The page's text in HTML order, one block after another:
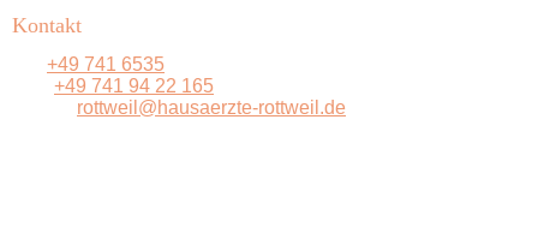
Kontakt
+49 741 6535
+49 741 94 22 165
rottweil@hausaerzte-rottweil.de